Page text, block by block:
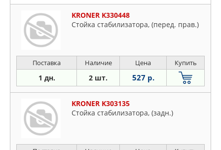
KRONER K330448
Стойка стабилизатора, (перед. прав.)
Поставка Наличие Цена Купить
1 дн. 2 шт. 527 р.
KRONER K303135
Стойка стабилизатора, (задн.)